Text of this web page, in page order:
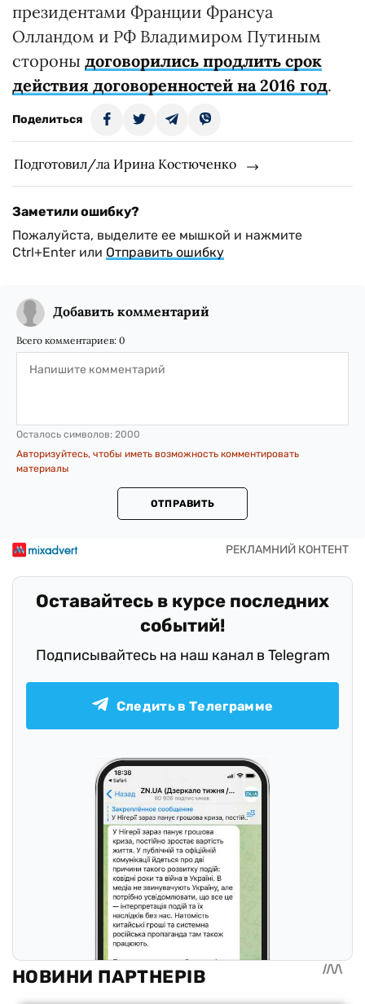
президентами Франции Франсуа
Олландом и РФ Владимиром Путиным
стороны договорились продлить срок
действия договоренностей на 2016 год.
Поделиться
Подготовил/ла Ирина Костюченко
Заметили ошибку?
Пожалуйста, выделите ее мышкой и нажмите
Ctrl+Enter или Отправить ошибку
Добавить комментарий
Всего комментариев: 0
Осталось символов: 2000
Авторизуйтесь, чтобы иметь возможность комментировать
материалы
ОТПРАВИТЬ
Оставайтесь в курсе последних
событий!
Подписывайтесь на наш канал в Telegram
Следить в Телеграмме